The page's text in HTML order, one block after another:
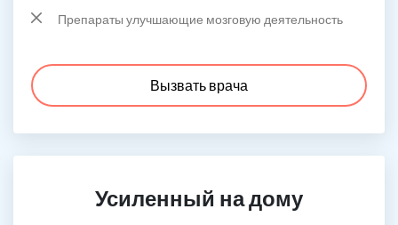
Препараты улучшающие мозговую деятельность
Вызвать врача
Усиленный на дому